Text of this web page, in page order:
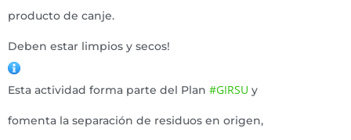
producto de canje.
Deben estar limpios y secos!
Esta actividad forma parte del Plan #GIRSU y
fomenta la separación de residuos en origen,